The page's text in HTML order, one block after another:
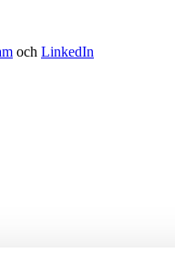
och LinkedIn